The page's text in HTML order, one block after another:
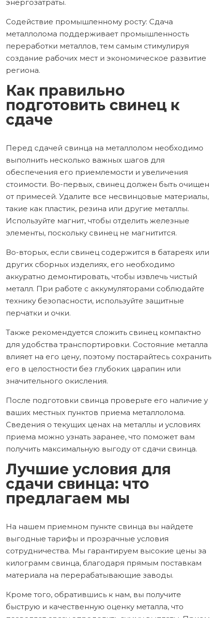
энергозатраты.
Содействие промышленному росту: Сдача
металлолома поддерживает промышленность
переработки металлов, тем самым стимулируя
создание рабочих мест и экономическое развитие
региона.
Как правильно
подготовить свинец к
сдаче
Перед сдачей свинца на металлолом необходимо
выполнить несколько важных шагов для
обеспечения его приемлемости и увеличения
стоимости. Во-первых, свинец должен быть очищен
от примесей. Удалите все несвинцовые материалы,
такие как пластик, резина или другие металлы.
Используйте магнит, чтобы отделить железные
элементы, поскольку свинец не магнитится.
Во-вторых, если свинец содержится в батареях или
других сборных изделиях, его необходимо
аккуратно демонтировать, чтобы извлечь чистый
металл. При работе с аккумуляторами соблюдайте
технику безопасности, используйте защитные
перчатки и очки.
Также рекомендуется сложить свинец компактно
для удобства транспортировки. Состояние металла
влияет на его цену, поэтому постарайтесь сохранить
его в целостности без глубоких царапин или
значительного окисления.
После подготовки свинца проверьте его наличие у
ваших местных пунктов приема металлолома.
Сведения о текущих ценах на металлы и условиях
приема можно узнать заранее, что поможет вам
получить максимальную выгоду от сдачи свинца.
Лучшие условия для
сдачи свинца: что
предлагаем мы
На нашем приемном пункте свинца вы найдете
выгодные тарифы и прозрачные условия
сотрудничества. Мы гарантируем высокие цены за
килограмм свинца, благодаря прямым поставкам
материала на перерабатывающие заводы.
Кроме того, обратившись к нам, вы получите
быструю и качественную оценку металла, что